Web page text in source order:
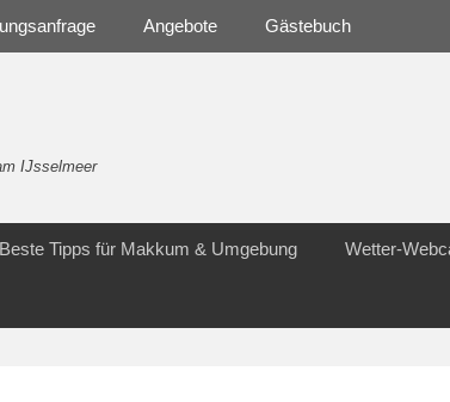
Angebote Gästebuch
IJsselmeer
Tipps für Makkum & Umgebung Wetter-